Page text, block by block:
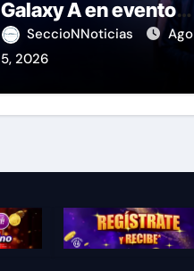
Galaxy A en evento
de K-Pop
SeccioNNoticias
Ago
5, 2026